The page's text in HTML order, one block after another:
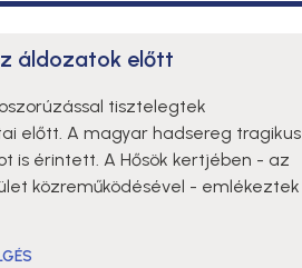
áldozatok előtt
tisztelegtek
előtt. A magyar hadsereg tragikus
is érintett. A Hősök kertjében - az
közreműködésével - emlékeztek